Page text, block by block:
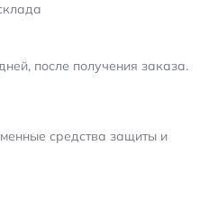
после получения заказа.
средства защиты и